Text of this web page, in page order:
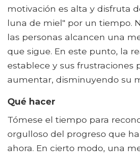
motivación es alta y disfruta
luna de miel" por un tiempo.
las personas alcancen una
que sigue. En este punto, la
establece y sus frustraciones
aumentar, disminuyendo su
Qué hacer
Tómese el tiempo para
orgulloso del progreso que
ahora. En cierto modo, una